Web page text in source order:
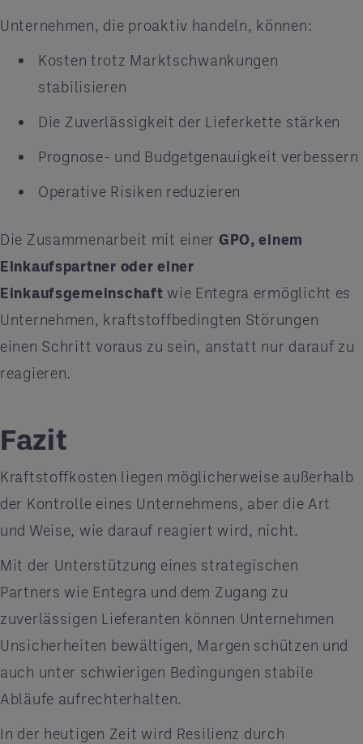
Unternehmen, die proaktiv handeln, können:
Kosten trotz Marktschwankungen
stabilisieren
Die Zuverlässigkeit der Lieferkette stärken
Prognose- und Budgetgenauigkeit verbessern
Operative Risiken reduzieren
Die Zusammenarbeit mit einer GPO, einem
Einkaufspartner oder einer
Einkaufsgemeinschaft wie Entegra ermöglicht es
Unternehmen, kraftstoffbedingten Störungen
einen Schritt voraus zu sein, anstatt nur darauf zu
reagieren.
Fazit
Kraftstoffkosten liegen möglicherweise außerhalb
der Kontrolle eines Unternehmens, aber die Art
und Weise, wie darauf reagiert wird, nicht.
Mit der Unterstützung eines strategischen
Partners wie Entegra und dem Zugang zu
zuverlässigen Lieferanten können Unternehmen
Unsicherheiten bewältigen, Margen schützen und
auch unter schwierigen Bedingungen stabile
Abläufe aufrechterhalten.
In der heutigen Zeit wird Resilienz durch